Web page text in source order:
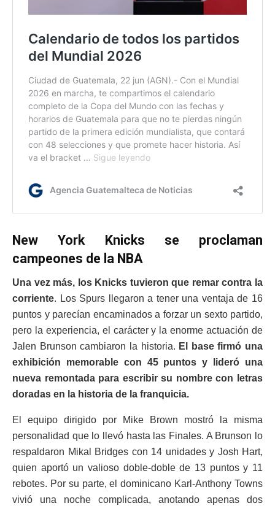
New York Knicks se proclaman
campeones de la NBA
Una vez más, los Knicks tuvieron que remar contra la
corriente. Los Spurs llegaron a tener una ventaja de 16
puntos y parecían encaminados a forzar un sexto partido,
pero la experiencia, el carácter y la enorme actuación de
Jalen Brunson cambiaron la historia. El base firmó una
exhibición memorable con 45 puntos y lideró una
nueva remontada para escribir su nombre con letras
doradas en la historia de la franquicia.
El equipo dirigido por Mike Brown mostró la misma
personalidad que lo llevó hasta las Finales. A Brunson lo
respaldaron Mikal Bridges con 14 unidades y Josh Hart,
quien aportó un valioso doble-doble de 13 puntos y 11
rebotes. Por su parte, el dominicano Karl-Anthony Towns
vivió una noche complicada, anotando apenas dos